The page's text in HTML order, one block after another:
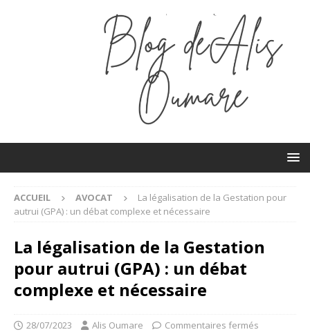
ACCUEIL AVOCAT
La légalisation de la Gestation pour
autrui (GPA) : un débat complexe et nécessaire
La légalisation de la Gestation
pour autrui (GPA) : un débat
complexe et nécessaire
28/07/2023 Alis Oumare Commentaires fermés